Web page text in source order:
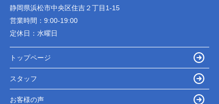
静岡県浜松市中央区住吉２丁目1-15
営業時間： 9:00-19:00
定休日： 水曜日
トップページ
スタッフ
お客様の声